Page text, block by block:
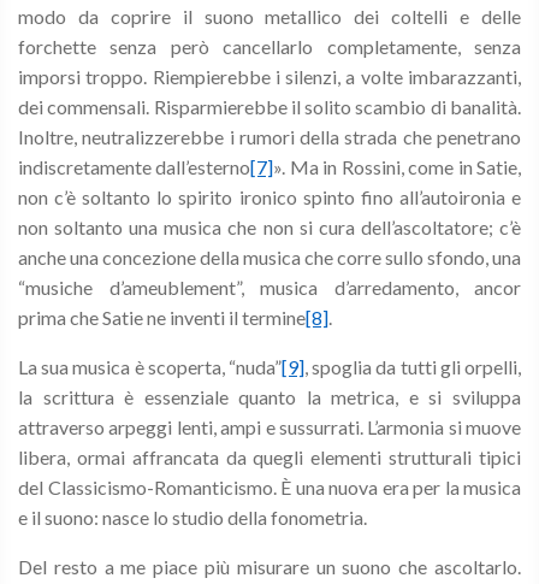
modo da coprire il suono metallico dei coltelli e delle
forchette senza però cancellarlo completamente, senza
imporsi troppo. Riempierebbe i silenzi, a volte imbarazzanti,
dei commensali. Risparmierebbe il solito scambio di banalità.
Inoltre, neutralizzerebbe i rumori della strada che penetrano
indiscretamente dall’esterno[7]». Ma in Rossini, come in Satie,
non c’è soltanto lo spirito ironico spinto fino all’autoironia e
non soltanto una musica che non si cura dell’ascoltatore; c’è
anche una concezione della musica che corre sullo sfondo, una
“musiche d’ameublement”, musica d’arredamento, ancor
prima che Satie ne inventi il termine[8].
La sua musica è scoperta, “nuda”[9], spoglia da tutti gli orpelli,
la scrittura è essenziale quanto la metrica, e si sviluppa
attraverso arpeggi lenti, ampi e sussurrati. L’armonia si muove
libera, ormai affrancata da quegli elementi strutturali tipici
del Classicismo-Romanticismo. È una nuova era per la musica
e il suono: nasce lo studio della fonometria.
Del resto a me piace più misurare un suono che ascoltarlo.